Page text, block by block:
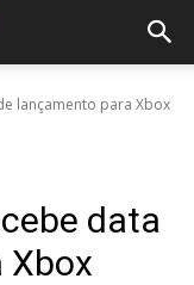
lançamento para Xbox
data
Xbox